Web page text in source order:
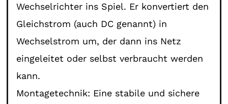
Wechselrichter ins Spiel. Er konvertiert den
Gleichstrom (auch DC genannt) in
Wechselstrom um, der dann ins Netz
eingeleitet oder selbst verbraucht werden
kann.
Montagetechnik: Eine stabile und sichere